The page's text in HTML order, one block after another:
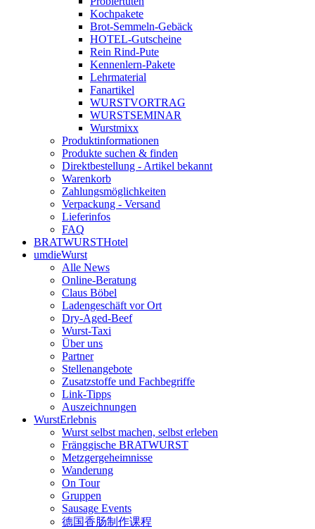
Kochpakete
Brot-Semmeln-Gebäck
HOTEL-Gutscheine
Rein Rind-Pute
Kennenlern-Pakete
Lehrmaterial
Fanartikel
WURST­VORTRAG
WURST­SEMINAR
Wurstmixx
Produktinformationen
Produkte suchen & finden
Direktbestellung - Artikel bekannt
Warenkorb
Zahlungsmöglichkeiten
Verpackung - Versand
Lieferinfos
FAQ
BRATWURSTHotel
umdieWurst
Alle News
Online-Beratung
Claus Böbel
Ladengeschäft vor Ort
Dry-Aged-Beef
Wurst-Taxi
Über uns
Partner
Stellenangebote
Zusatzstoffe und Fachbegriffe
Link-Tipps
Auszeichnungen
WurstErlebnis
Wurst selbst machen, selbst erleben
Fränggische BRATWURST
Metzgergeheimnisse
Wanderung
On Tour
Gruppen
Sausage Events
德国香肠制作课程